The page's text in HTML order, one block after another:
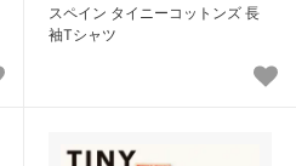
スペイン タイニーコットンズ 長
袖Tシャツ